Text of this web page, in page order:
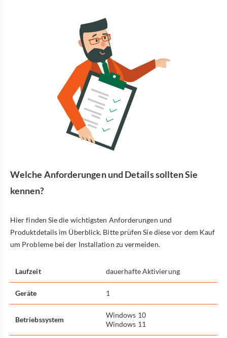
Welche Anforderungen und Details sollten Sie
kennen?
Hier finden Sie die wichtigsten Anforderungen und
Produktdetails im Überblick. Bitte prüfen Sie diese vor dem Kauf
um Probleme bei der Installation zu vermeiden.
Laufzeit dauerhafte Aktivierung
Geräte 1
Betriebssystem
Windows 10
Windows 11